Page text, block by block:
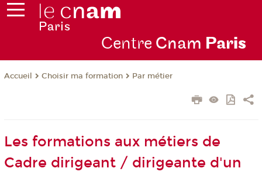
Centre Cnam Paris
Accueil Choisir ma formation Par métier
Les formations aux métiers de
Cadre dirigeant / dirigeante d'un